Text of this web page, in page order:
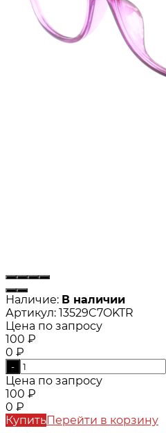
Наличие: В наличии
Артикул: 13529C7OKTR
Цена по запросу
100 ₽
0 ₽
-
Цена по запросу
100 ₽
0 ₽
КупитьПерейти в корзину